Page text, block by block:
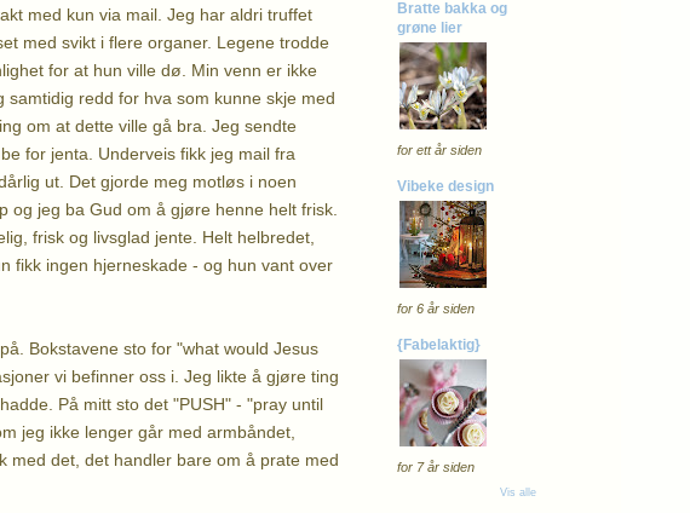
med kun via mail. Jeg har aldri truffet
med svikt i flere organer. Legene trodde
for at hun ville dø. Min venn er ikke
redd for hva som kunne skje med
om at dette ville gå bra. Jeg sendte
for jenta. Underveis fikk jeg mail fra
ut. Det gjorde meg motløs i noen
og jeg ba Gud om å gjøre henne helt frisk.
frisk og livsglad jente. Helt helbredet,
fikk ingen hjerneskade - og hun vant over
Bokstavene sto for "what would Jesus
vi befinner oss i. Jeg likte å gjøre ting
På mitt sto det "PUSH" - "pray until
jeg ikke lenger går med armbåndet,
med det, det handler bare om å prate med
Bratte bakka og
grøne lier
for ett år siden
Vibeke design
for 6 år siden
{Fabelaktig}
for 7 år siden
Vis alle